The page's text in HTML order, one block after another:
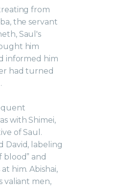
from
the servant
Saul's
him
informed him
had turned
with Shimei,
of Saul.
David, labeling
blood” and
him. Abishai,
valiant men,